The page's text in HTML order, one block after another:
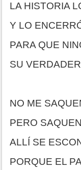
LA HISTORIA
Y LO
PARA QUE
SU
NO ME
PERO
ALLÍ SE
PORQUE EL